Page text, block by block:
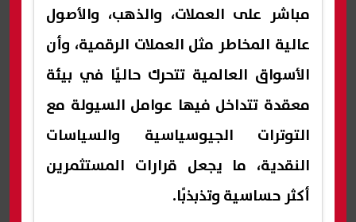
مباشر على العملات، والذهب، والأصول
عالية المخاطر مثل العملات الرقمية، وأن
الأسواق العالمية تتحرك حاليًا في بيئة
معقدة تتداخل فيها عوامل السيولة مع
التوترات الجيوسياسية والسياسات
النقدية، ما يجعل قرارات المستثمرين
أكثر حساسية وتذبذبًا.